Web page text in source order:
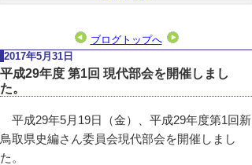
ブログトップへ
2017年5月31日
平成29年度 第1回 現代部会を開催しまし
た。
平成29年5月19日（金）、平成29年度第1回新
鳥取県史編さん委員会現代部会を開催しまし
た。